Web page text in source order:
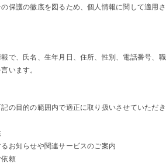
保護の徹底を図るため、個人情報に関して適用
で、氏名、生年月日、住所、性別、電話番号、
います。
の目的の範囲内で適正に取り扱いさせていただき
お知らせや関連サービスのご案内
依頼